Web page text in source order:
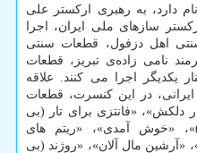
دارد، به رهبری ارکستر علی
سازهای ملی ایران، اجرا
اهل دزفول، قطعات سنتی
نامی زاده‌ی تبریز، قطعات
یکدیگر اجرا می کنند. علاقه
در این کنسرت، قطعات
دلکش»، «فانتزی برای تار (بی
«خوش آمدی»، «ریتم های
«آرشین مال آلان»، «روژند (بی